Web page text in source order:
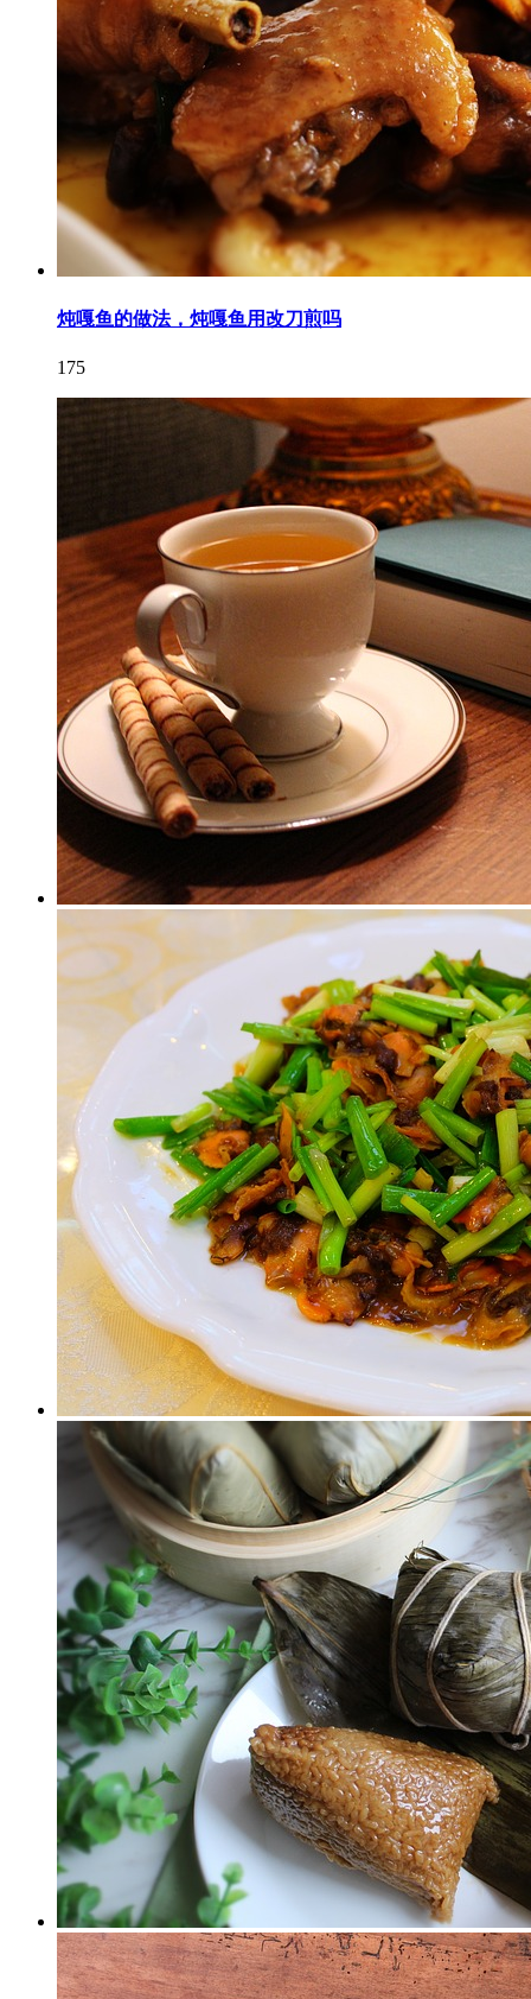
炖嘎鱼的做法，炖嘎鱼用改刀煎吗
175